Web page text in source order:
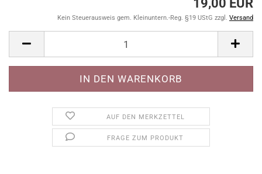
19,00 EUR
Kein Steuerausweis gem. Kleinuntern.-Reg. §19 UStG zzgl. Versand
AUF DEN MERKZETTEL
FRAGE ZUM PRODUKT